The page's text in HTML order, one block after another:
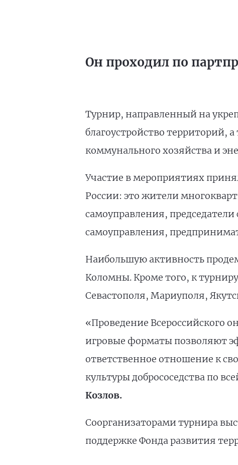
Он проходил по
Турнир, направленный на
благоустройство
коммунального хозяйства и
Участие в мероприятиях
России: это жители
самоуправления, председатели
самоуправления,
Наибольшую активность
Коломны. Кроме того, к
Севастополя, Мариуполя,
«Проведение Всероссийского
игровые форматы позволяют
ответственное отношение к
культуры добрососедства по
Козлов.
Соорганизаторами турнира
поддержке Фонда развития